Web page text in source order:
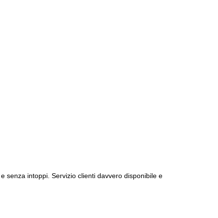
senza intoppi. Servizio clienti davvero disponibile e